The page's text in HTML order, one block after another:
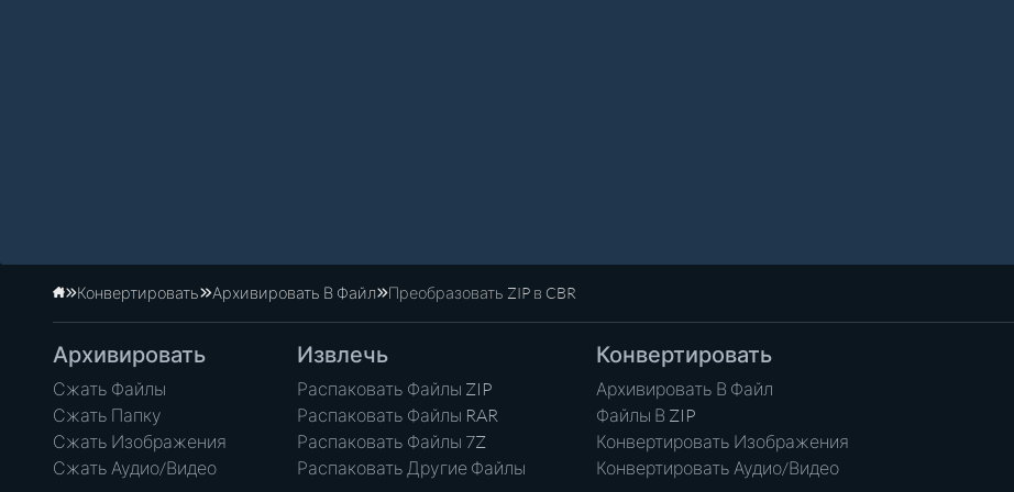
Главная
Конвертировать Архивировать В Файл Преобразовать ZIP в CBR
Архивировать
Сжать Файлы
Сжать Папку
Сжать Изображения
Сжать Аудио/Видео
Извлечь
Распаковать Файлы ZIP
Распаковать Файлы RAR
Распаковать Файлы 7Z
Распаковать Другие Файлы
Конвертировать
Архивировать В Файл
Файлы В ZIP
Конвертировать Изображения
Конвертировать Аудио/Видео